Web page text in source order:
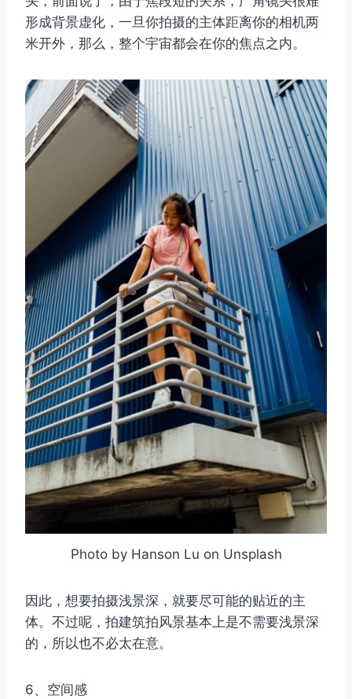
形成背景虚化，一旦你拍摄的主体距离你的相机两
米开外，那么，整个宇宙都会在你的焦点之内。
Photo by Hanson Lu on Unsplash
因此，想要拍摄浅景深，就要尽可能的贴近的主
体。不过呢，拍建筑拍风景基本上是不需要浅景深
的，所以也不必太在意。
6、空间感
取消 搜索